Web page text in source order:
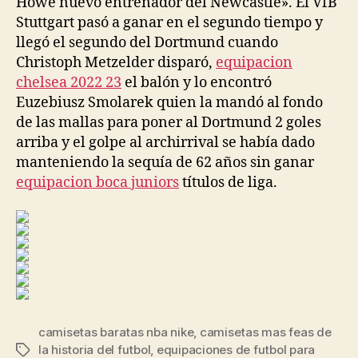
Stuttgart pasó a ganar en el segundo tiempo y
llegó el segundo del Dortmund cuando
Christoph Metzelder disparó, equipacion
chelsea 2022 23 el balón y lo encontró
Euzebiusz Smolarek quien la mandó al fondo
de las mallas para poner al Dortmund 2 goles
arriba y el golpe al archirrival se había dado
manteniendo la sequía de 62 años sin ganar
equipacion boca juniorstítulos de liga.
Etiquetas
camisetas baratas nba nike, camisetas mas feas de
la historia del futbol, equipaciones de futbol para